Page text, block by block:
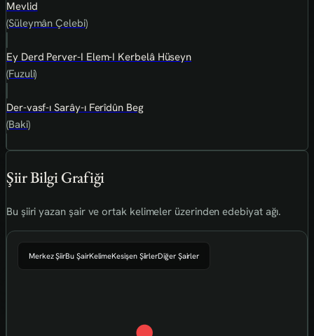
Mevlid
(Süleymân Çelebi)
Ey Derd Perver-I Elem-I Kerbelâ Hüseyn
(Fuzuli)
Der-vasf-ı Sarây-ı Ferîdûn Beg
(Baki)
Şiir Bilgi Grafiği
Bu şiiri yazan şair ve ortak kelimeler üzerinden edebiyat ağı.
Merkez ŞiirBu ŞairKelimeKesişen ŞiirlerDiğer Şairler